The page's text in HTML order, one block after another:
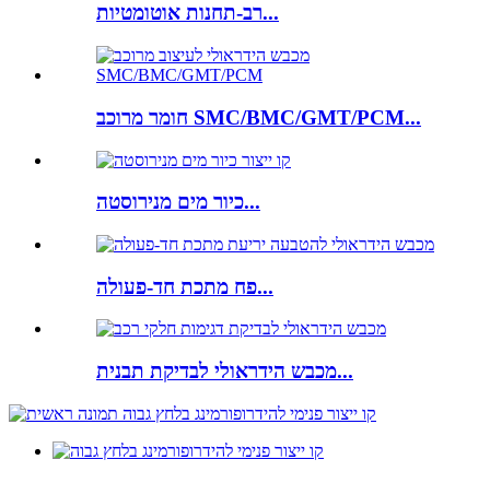
רב-תחנות אוטומטיות...
חומר מרוכב SMC/BMC/GMT/PCM...
כיור מים מנירוסטה...
פח מתכת חד-פעולה...
מכבש הידראולי לבדיקת תבנית...